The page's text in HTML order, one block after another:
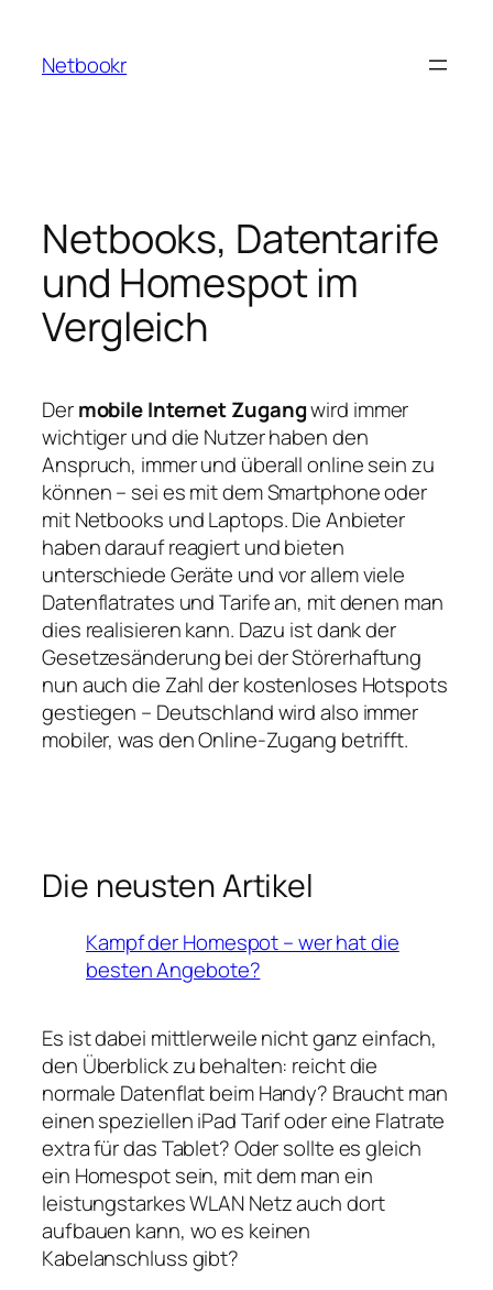
springen
Netbookr
Netbooks, Datentarife
und Homespot im
Vergleich
Dermobile Internet Zugangwird immer
wichtiger und die Nutzer haben den
Anspruch, immer und überall online sein zu
können – sei es mit dem Smartphone oder
mit Netbooks und Laptops. Die Anbieter
haben darauf reagiert und bieten
unterschiede Geräte und vor allem viele
Datenflatrates und Tarife an, mit denen man
dies realisieren kann. Dazu ist dank der
Gesetzesänderung bei der Störerhaftung
nun auch die Zahl der kostenloses Hotspots
gestiegen – Deutschland wird also immer
mobiler, was den Online-Zugang betrifft.
Die neusten Artikel
Kampf der Homespot – wer hat die
besten Angebote?
Es ist dabei mittlerweile nicht ganz einfach,
den Überblick zu behalten: reicht die
normale Datenflat beim Handy? Braucht man
einen speziellen iPad Tarif oder eine Flatrate
extra für das Tablet? Oder sollte es gleich
ein Homespot sein, mit dem man ein
leistungstarkes WLAN Netz auch dort
aufbauen kann, wo es keinen
Kabelanschluss gibt?